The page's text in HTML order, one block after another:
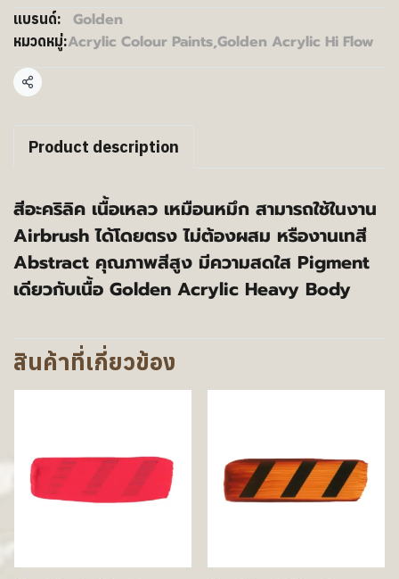
แบรนด์: Golden
หมวดหมู่:Acrylic Colour Paints,Golden Acrylic Hi Flow
แชร์
Product description
สีอะคริลิค เนื้อเหลว เหมือนหมึก สามารถใช้ในงาน
Airbrush ได้โดยตรง ไม่ต้องผสม หรืองานเทสี
Abstract คุณภาพสีสูง มีความสดใส Pigment
เดียวกับเนื้อ Golden Acrylic Heavy Body
สินค้าที่เกี่ยวข้อง